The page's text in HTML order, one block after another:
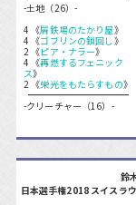
-土地（26）-
4 《屑鉄場のたかり屋》
4 《ゴブリンの鎖回し》
2 《ピア・ナラー》
4 《再燃するフェニック
ス》
2 《栄光をもたらすもの》
-クリーチャー（16）-
鈴
日本選手権2018 スイスラ